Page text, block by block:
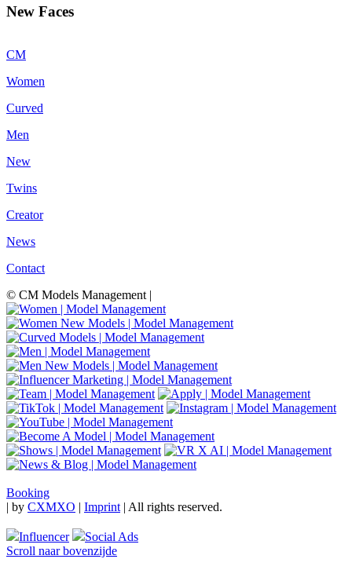
New Faces
CM
Women
Curved
Men
New
Twins
Creator
News
Contact
© CM Models Management |
Booking
| by CXMXO | Imprint | All rights reserved.
Influencer
Social Ads
Scroll naar bovenzijde